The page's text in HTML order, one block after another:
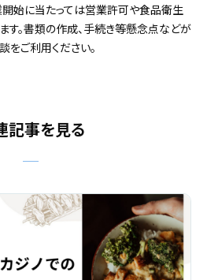
始に当たっては営業許可や食品衛生
。書類の作成、手続き等懸念点などが
ご利用ください。
記事を見る